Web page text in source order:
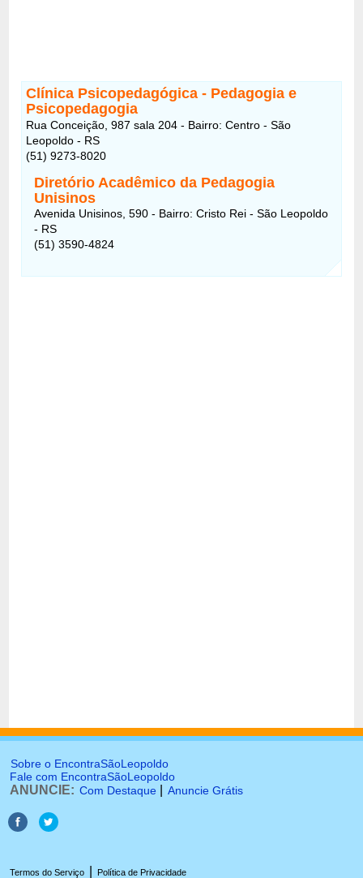
Clínica Psicopedagógica - Pedagogia e
Psicopedagogia
Rua Conceição, 987 sala 204 - Bairro: Centro - São
Leopoldo - RS
(51) 9273-8020
Diretório Acadêmico da Pedagogia
Unisinos
Avenida Unisinos, 590 - Bairro: Cristo Rei - São Leopoldo
- RS
(51) 3590-4824
Sobre o EncontraSãoLeopoldo
Fale com EncontraSãoLeopoldo
ANUNCIE: Com Destaque Anuncie Grátis
Termos do Serviço Política de Privacidade